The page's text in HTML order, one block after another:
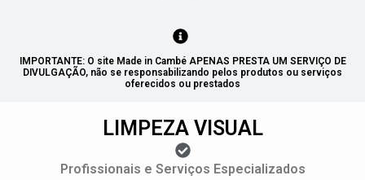
IMPORTANTE: O site Made in Cambé APENAS PRESTA UM SERVIÇO DE
DIVULGAÇÃO, não se responsabilizando pelos produtos ou serviços
oferecidos ou prestados
LIMPEZA VISUAL
Profissionais e Serviços Especializados